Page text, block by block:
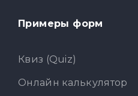
Примеры форм
Квиз (Quiz)
Онлайн калькулятор